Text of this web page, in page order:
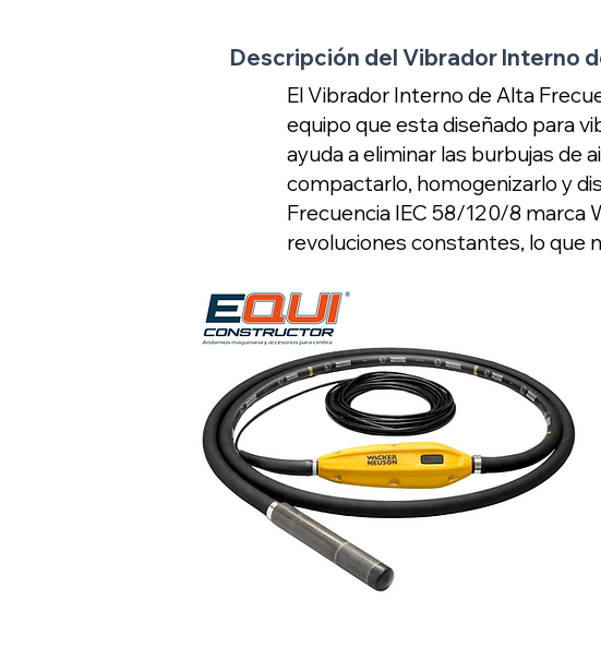
Descripción del Vibrador Interno
El Vibrador Interno de Alta
equipo que esta diseñado para
ayuda a eliminar las burbujas de
compactarlo, homogenizarlo y
Frecuencia IEC 58/120/8 marca
revoluciones constantes, lo que